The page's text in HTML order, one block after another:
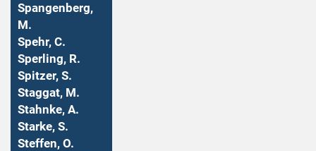
Spangenberg,
M.
Spehr, C.
Sperling, R.
Spitzer, S.
Staggat, M.
Stahnke, A.
Starke, S.
Steffen, O.